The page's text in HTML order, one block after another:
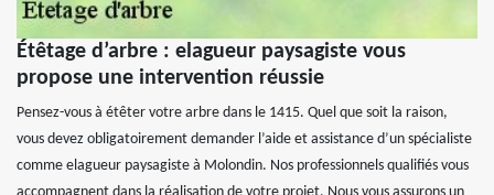
Étêtage d’arbre : elagueur paysagiste vous
propose une intervention réussie
Pensez-vous à étêter votre arbre dans le 1415. Quel que soit la raison,
vous devez obligatoirement demander l’aide et assistance d’un spécialiste
comme elagueur paysagiste à Molondin. Nos professionnels qualifiés vous